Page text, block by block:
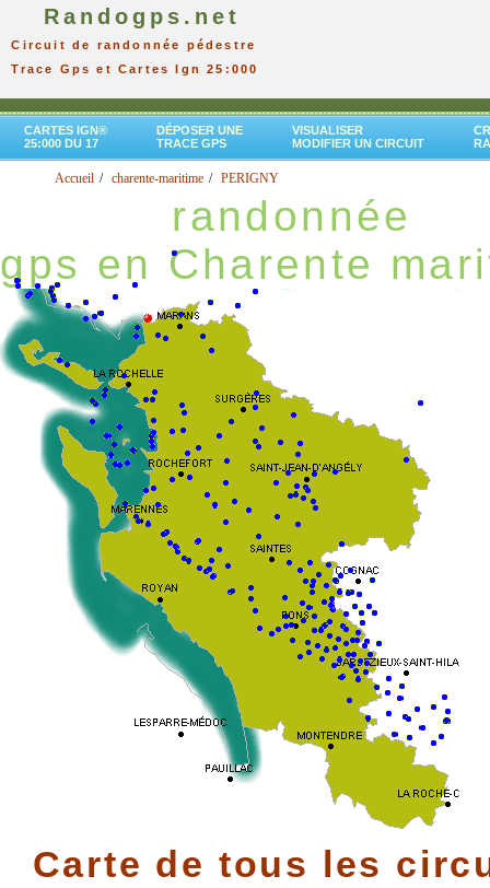
Randogps.net
Circuit de randonnée pédestre
Trace Gps et Cartes Ign 25:000
CARTES IGN®
25:000 DU 17
DÉPOSER UNE
TRACE GPS
VISUALISER
MODIFIER UN CIRCUIT
Accueil charente-maritime PERIGNY
randonnée
gps en Charente
Carte de tous les